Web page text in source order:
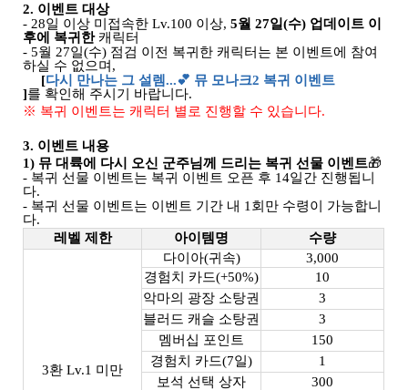
2. 이벤트 대상
- 28일 이상 미접속한 Lv.100 이상,5월 27일(수) 업데이트 이
후에 복귀한캐릭터
- 5월 27일(수) 점검 이전 복귀한 캐릭터는 본 이벤트에 참여
하실 수 없으며,
[다시 만나는 그 설렘...💕 뮤 모나크2 복귀 이벤트
]를 확인해 주시기 바랍니다.
※ 복귀 이벤트는 캐릭터 별로 진행할 수 있습니다.
3. 이벤트 내용
1) 뮤 대륙에 다시 오신 군주님께 드리는 복귀 선물 이벤트🎁
- 복귀 선물 이벤트는 복귀 이벤트 오픈 후 14일간 진행됩니
다.
- 복귀 선물 이벤트는 이벤트 기간 내 1회만 수령이 가능합니
다.
레벨 제한
아이템명 수량
3환 Lv.1 미만
다이아(귀속)
3,000
경험치 카드(+50%)
10
악마의 광장 소탕권
3
블러드 캐슬 소탕권
3
멤버십 포인트
150
경험치 카드(7일)
1
보석 선택 상자
300